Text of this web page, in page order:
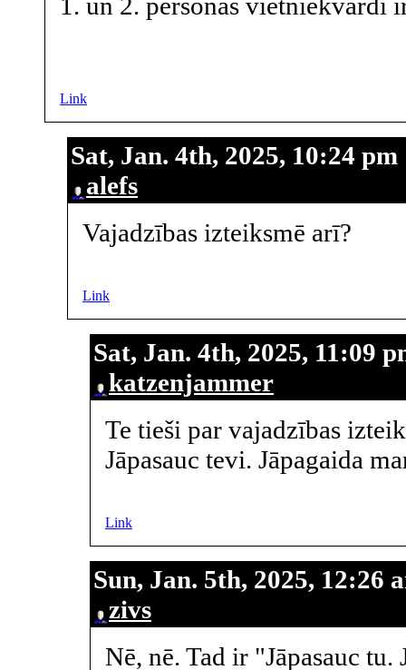
Link
Sat, Jan. 4th, 2025, 10:24 pm
alefs
Vajadzības izteiksmē arī?
Link
Sat, Jan. 4th, 2025, 11:09
katzenjammer
Te tieši par vajadzības
Jāpasauc tevi. Jāpagaida
Link
Sun, Jan. 5th, 2025, 12:26
zivs
Nē, nē. Tad ir "Jāpasauc tu.